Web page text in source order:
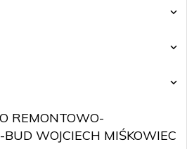
REMONTOWO-
WOJCIECH MIŚKOWIEC